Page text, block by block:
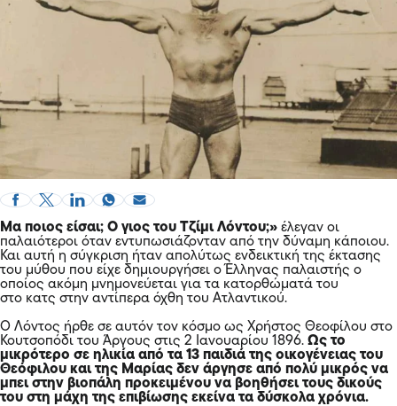
Μα ποιος είσαι; Ο γιος του Τζίμι Λόντου;» έλεγαν οι
παλαιότεροι όταν εντυπωσιάζονταν από την δύναμη κάποιου.
Και αυτή η σύγκριση ήταν απολύτως ενδεικτική της έκτασης
του μύθου που είχε δημιουργήσει ο Έλληνας παλαιστής ο
οποίος ακόμη μνημονεύεται για τα κατορθώματά του
στο κατς στην αντίπερα όχθη του Ατλαντικού.
Ο Λόντος ήρθε σε αυτόν τον κόσμο ως Χρήστος Θεοφίλου στο
Κουτσοπόδι του Άργους στις 2 Ιανουαρίου 1896. Ως το
μικρότερο σε ηλικία από τα 13 παιδιά της οικογένειας του
Θεόφιλου και της Μαρίας δεν άργησε από πολύ μικρός να
μπει στην βιοπάλη προκειμένου να βοηθήσει τους δικούς
του στη μάχη της επιβίωσης εκείνα τα δύσκολα χρόνια.